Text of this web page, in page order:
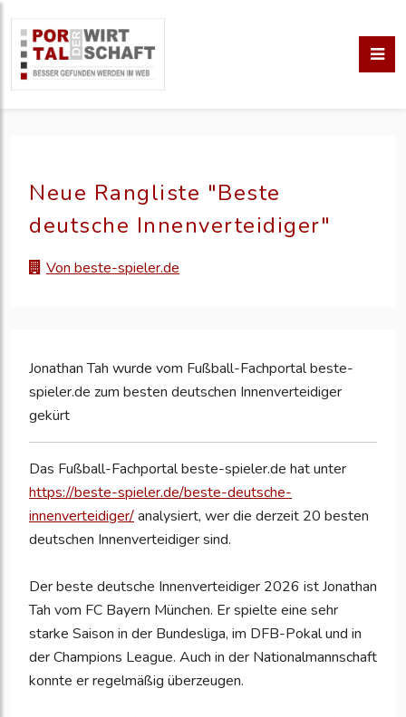
Neue Rangliste "Beste
deutsche Innenverteidiger"
Von beste-spieler.de
Jonathan Tah wurde vom Fußball-Fachportal beste-
spieler.de zum besten deutschen Innenverteidiger
gekürt
Das Fußball-Fachportal beste-spieler.de hat unter
https://beste-spieler.de/beste-deutsche-
innenverteidiger/analysiert, wer die derzeit 20 besten
deutschen Innenverteidiger sind.
Der beste deutsche Innenverteidiger 2026 ist Jonathan
Tah vom FC Bayern München. Er spielte eine sehr
starke Saison in der Bundesliga, im DFB-Pokal und in
der Champions League. Auch in der Nationalmannschaft
konnte er regelmäßig überzeugen.